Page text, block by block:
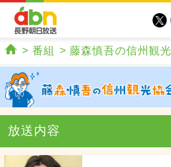
番組 藤森慎吾の信州観
放送内容